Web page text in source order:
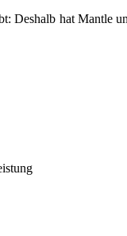
Deshalb hat Mantle